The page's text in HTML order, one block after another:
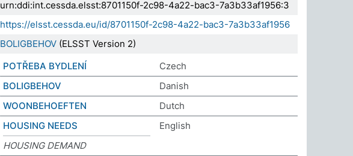
urn:ddi:int.cessda.elsst:8701150f-2c98-4a22-bac3-7a3b33af1956:3
https://elsst.cessda.eu/id/8701150f-2c98-4a22-bac3-7a3b33af1956
BOLIGBEHOV (ELSST Version 2)
POTŘEBA BYDLENÍ
Czech
BOLIGBEHOV
Danish
WOONBEHOEFTEN
Dutch
HOUSING NEEDS
English
HOUSING DEMAND